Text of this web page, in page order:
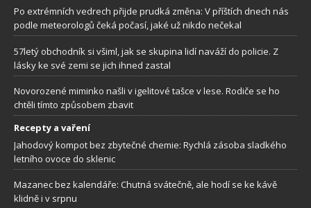
Po extrémních vedrech přijde prudká změna: V příštích dnech nás
podle meteorologů čeká počasí, jaké už nikdo nečekal
57letý obchodník si všiml, jak se skupina lidí naváží do policie. Z
lásky ke své zemi se jich ihned zastal
Novorozené miminko našli v igelitové tašce v lese. Rodiče se ho
chtěli tímto způsobem zbavit
Recepty a vaření
Jahodový kompot bez zbytečné chemie: Rychlá zásoba sladkého
letního ovoce do sklenic
Mazanec bez kalendáře: Chutná svátečně, ale hodí se ke kávě
klidně i v srpnu